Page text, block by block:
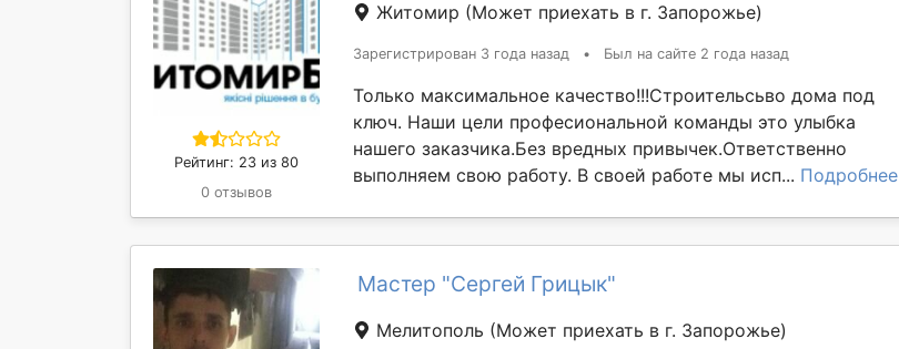
Рейтинг: 23 из 80
0 отзывов
Житомир (Может приехать в г. Запорожье)
Зарегистрирован 3 года назад • Был на сайте 2 года назад
Только максимальное качество!!!Строительсьво дома под
ключ. Наши цели професиональной команды это улыбка
нашего заказчика.Без вредных привычек.Ответственно
выполняем свою работу. В своей работе мы исп... Подробнее
Мастер "Сергей Грицык"
Мелитополь (Может приехать в г. Запорожье)